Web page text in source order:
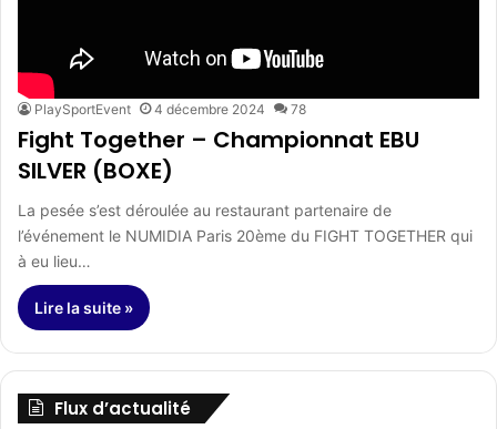
PlaySportEvent 4 décembre 2024 78
Fight Together – Championnat EBU
SILVER (BOXE)
La pesée s’est déroulée au restaurant partenaire de
l’événement le NUMIDIA Paris 20ème du FIGHT TOGETHER qui
à eu lieu…
Lire la suite »
Flux d’actualité